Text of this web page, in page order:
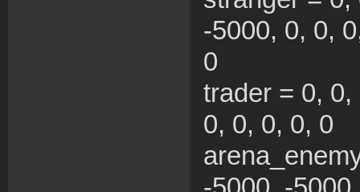
-5000, 0, 0,
0
trader = 0,
0, 0, 0, 0, 0